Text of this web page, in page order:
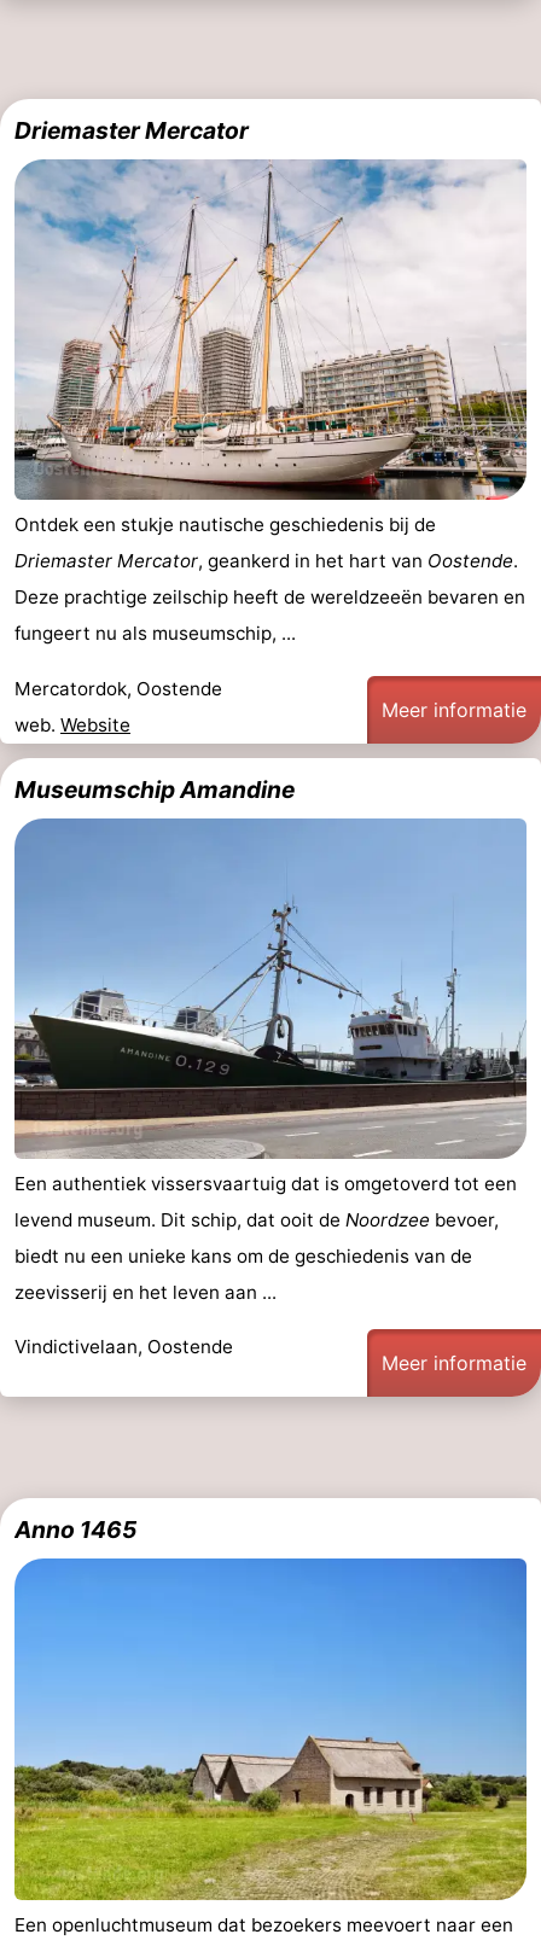
Wandelen
-
Paardrijden
-
Golfbanen
en
drinken
Evenementen
Praktisch
Forum
Route
Parkeren
-
Kusttram
Reisboekenwinkel
Nieuws
Medische
adressen
Regio
Brugge
-
Gent
-
Ieper
De
Kust
-
Natuur
Het
Zwin
-
Knokke-
Heist
-
Zeebrugge
-
Blankenberge
-
De
Haan
-
Bredene
Oostduinkerke
-
Koksijde
-
De
Panne
-
Natuur
Weer
Driemaster Mercator
Ontdek een stukje nautische geschiedenis bij de
Driemaster Mercator, geankerd in het hart van Oostende.
Deze prachtige zeilschip heeft de wereldzeeën bevaren en
fungeert nu als museumschip, ...
Mercatordok, Oostende
web. Website
Meer informatie
Museumschip Amandine
Een authentiek vissersvaartuig dat is omgetoverd tot een
levend museum. Dit schip, dat ooit de Noordzee bevoer,
biedt nu een unieke kans om de geschiedenis van de
zeevisserij en het leven aan ...
Vindictivelaan, Oostende
Meer informatie
Anno 1465
Een openluchtmuseum dat bezoekers meevoert naar een